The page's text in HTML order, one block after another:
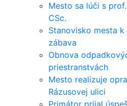
Mesto sa lúči s
CSc.
Stanovisko mesta
zábava
Obnova
priestranstvách
Mesto realizuje
Rázusovej ulici
Primátor prijal